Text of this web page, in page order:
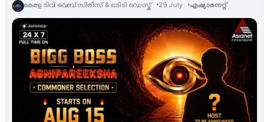
കേരള ടിവി വെബ് സീരീസ് & ഒടിടി ഡെസ്ക് 29 July ഏഷ്യാനെറ്റ്‌